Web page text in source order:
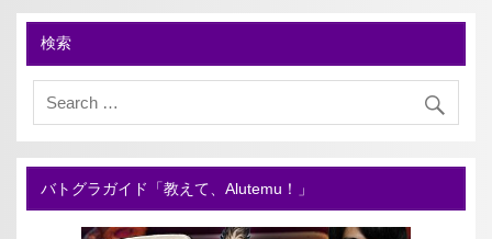
検索
バトグラガイド「教えて、Alutemu！」